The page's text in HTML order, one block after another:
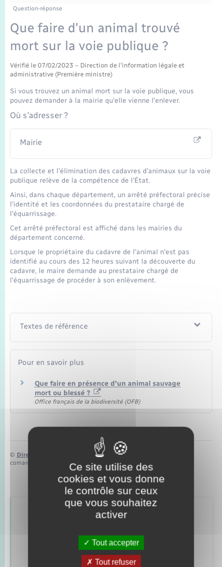
Etat-civil - Papiers - Citoyenneté
Mariage – PACS
Parrainage civil
Recensement
Loisirs
Nouvel habitant
Numérique
Organisation d’événement
Sécurité - Prévention
Seniors
Transports
Transports scolaires
Voirie et espace public
Travaux - Autorisation d’occupation de l’espace
Compétences
Plan interactif
Présentation de la commune
Publications
La Communauté de communes
Question-réponse
Que faire d'un animal trouvé
mort sur la voie publique ?
Vérifié le 07/02/2023 – Direction de l'information légale et
administrative (Première ministre)
Si vous trouvez un animal mort sur la voie publique, vous
pouvez demander à la mairie qu'elle vienne l'enlever.
Où s’adresser ?
Mairie
La collecte et l'élimination des cadavres d'animaux sur la voie
publique relève de la compétence de l'État.
Ainsi, dans chaque département, un arrêté préfectoral précise
l'identité et les coordonnées du prestataire chargé de
l'équarrissage.
Cet arrêté préfectoral est affiché dans les mairies du
département concerné.
Lorsque le propriétaire du cadavre de l'animal n'est pas
identifié au cours des 12 heures suivant la découverte du
cadavre, le maire demande au prestataire chargé de
l'équarrissage de procéder à son enlèvement.
Textes de référence
Pour en savoir plus
Que faire en présence d'un animal sauvage
mort ou blessé ?
Office français de la biodiversité (OFB)
© Direction de l’information légale et administrative
comarquage developpé par
baseo.io
Retrouvez aussi
Concessions funéraires
Ce site utilise des
cookies et vous donne
le contrôle sur ceux
que vous souhaitez
activer
Tout accepter
Tout refuser